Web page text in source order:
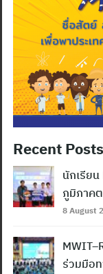
Recent Posts
นักเรียน
ภูมิภาค
8 August
ร่วมมือ